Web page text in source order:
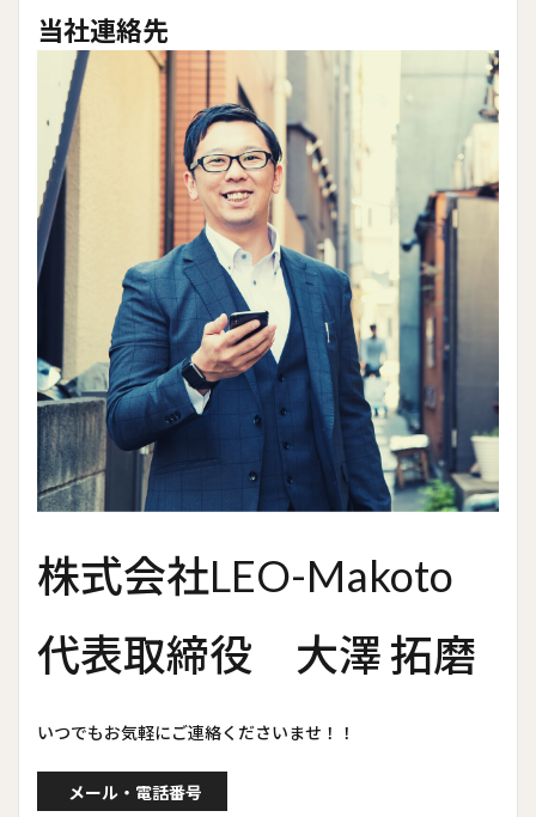
当社連絡先
株式会社LEO-Makoto
代表取締役 大澤 拓磨
いつでもお気軽にご連絡くださいませ！！
メール・電話番号